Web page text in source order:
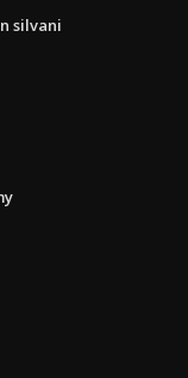
silvani